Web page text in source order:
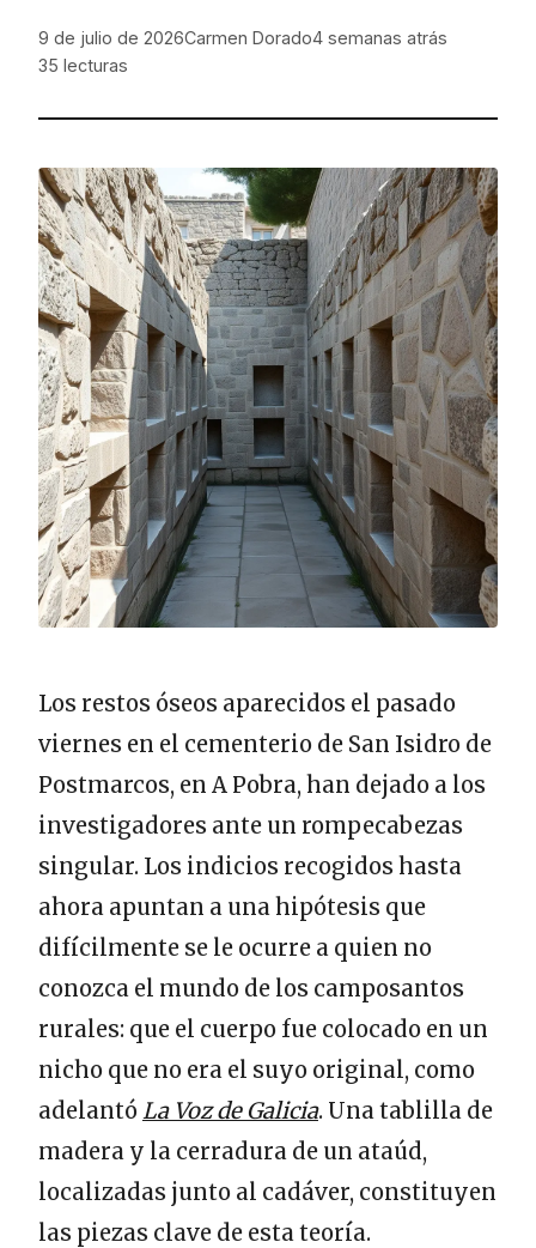
9 de julio de 2026Carmen Dorado4 semanas atrás
35 lecturas
Los restos óseos aparecidos el pasado
viernes en el cementerio de San Isidro de
Postmarcos, en A Pobra, han dejado a los
investigadores ante un rompecabezas
singular. Los indicios recogidos hasta
ahora apuntan a una hipótesis que
difícilmente se le ocurre a quien no
conozca el mundo de los camposantos
rurales: que el cuerpo fue colocado en un
nicho que no era el suyo original, como
adelantóLa Voz de Galicia. Una tablilla de
madera y la cerradura de un ataúd,
localizadas junto al cadáver, constituyen
las piezas clave de esta teoría.